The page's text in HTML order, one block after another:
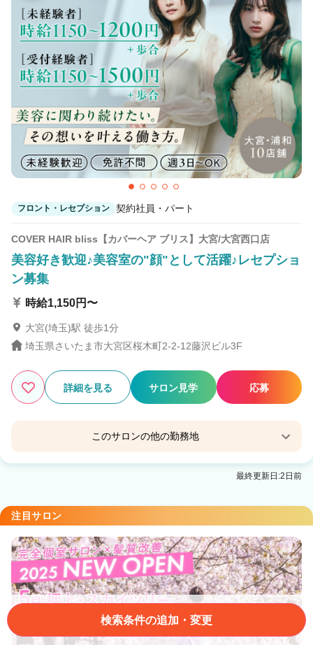
フロント・レセプション 契約社員・パート
COVER HAIR bliss【カバーヘア ブリス】大宮/大宮西口店
美容好き歓迎♪美容室の"顔"として活躍♪レセプショ
ン募集
時給1,150円〜
大宮(埼玉)駅 徒歩1分
埼玉県さいたま市大宮区桜木町2-2-12藤沢ビル3F
詳細を見る サロン見学 応募
このサロンの他の勤務地
COVER HAIR & SPA bliss【カバーヘア アンド ス
COVER HAIR bliss【カバーヘア ブリス】北浦和/
北浦和西口店
北浦和駅 徒歩1分
COVER HAIR bliss【カバーヘア ブリス】川口/ら
川口駅 徒歩1分
最終更新日:2日前
注目サロン
検索条件の追加・変更